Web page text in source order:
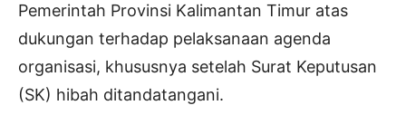
Pemerintah Provinsi Kalimantan Timur atas
dukungan terhadap pelaksanaan agenda
organisasi, khususnya setelah Surat Keputusan
(SK) hibah ditandatangani.